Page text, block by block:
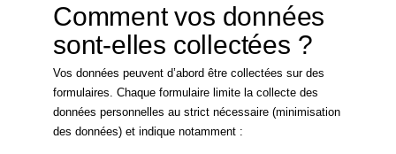
Comment vos données
sont-elles collectées ?
Vos données peuvent d’abord être collectées sur des
formulaires. Chaque formulaire limite la collecte des
données personnelles au strict nécessaire (minimisation
des données) et indique notamment :